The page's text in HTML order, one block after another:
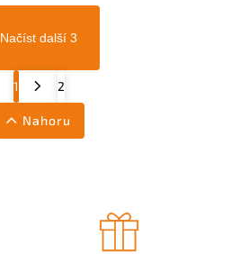
Načíst další 3
1 2
Nahoru